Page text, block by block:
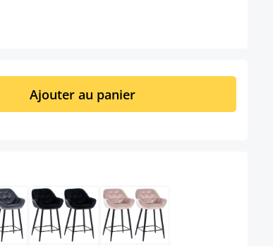
la quantité souhaitée ou
Ajouter au panier
foncé Noir Rose